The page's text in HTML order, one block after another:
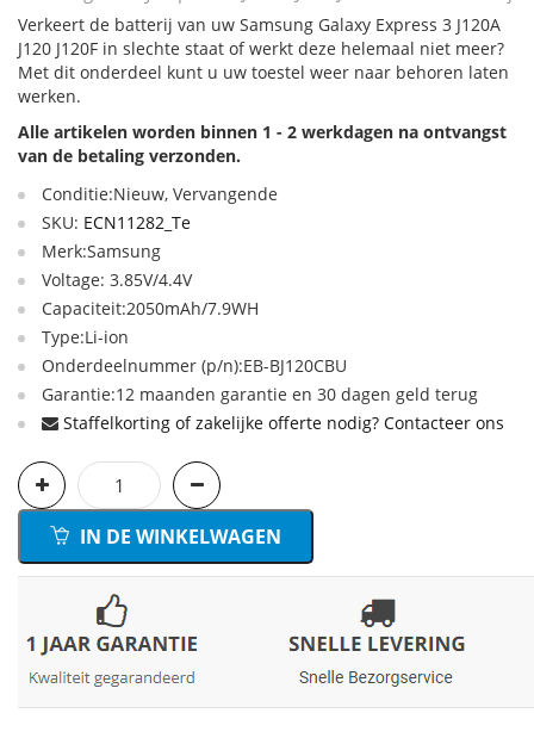
Verkeert de batterij van uw Samsung Galaxy Express 3 J120A
J120 J120F in slechte staat of werkt deze helemaal niet meer?
Met dit onderdeel kunt u uw toestel weer naar behoren laten
werken.
Alle artikelen worden binnen 1 - 2 werkdagen na ontvangst
van de betaling verzonden.
Conditie:Nieuw, Vervangende
SKU: ECN11282_Te
Merk:Samsung
Voltage: 3.85V/4.4V
Capaciteit:2050mAh/7.9WH
Type:Li-ion
Onderdeelnummer (p/n):EB-BJ120CBU
Garantie:12 maanden garantie en 30 dagen geld terug
Staffelkorting of zakelijke offerte nodig? Contacteer ons
IN DE WINKELWAGEN